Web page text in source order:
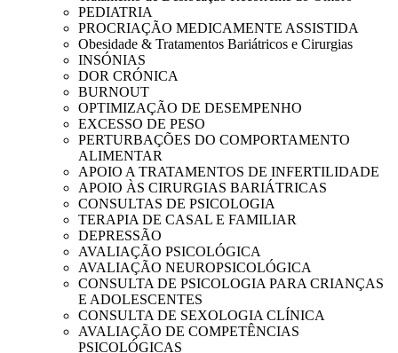
PEDIATRIA
PROCRIAÇÃO MEDICAMENTE ASSISTIDA
Obesidade & Tratamentos Bariátricos e Cirurgias
INSÓNIAS
DOR CRÓNICA
BURNOUT
OPTIMIZAÇÃO DE DESEMPENHO
EXCESSO DE PESO
PERTURBAÇÕES DO COMPORTAMENTO
ALIMENTAR
APOIO A TRATAMENTOS DE INFERTILIDADE
APOIO ÀS CIRURGIAS BARIÁTRICAS
CONSULTAS DE PSICOLOGIA
TERAPIA DE CASAL E FAMILIAR
DEPRESSÃO
AVALIAÇÃO PSICOLÓGICA
AVALIAÇÃO NEUROPSICOLÓGICA
CONSULTA DE PSICOLOGIA PARA CRIANÇAS
E ADOLESCENTES
CONSULTA DE SEXOLOGIA CLÍNICA
AVALIAÇÃO DE COMPETÊNCIAS
PSICOLÓGICAS